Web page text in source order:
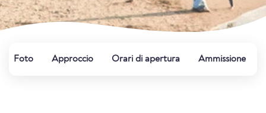
Foto Approccio Orari di apertura Ammissione